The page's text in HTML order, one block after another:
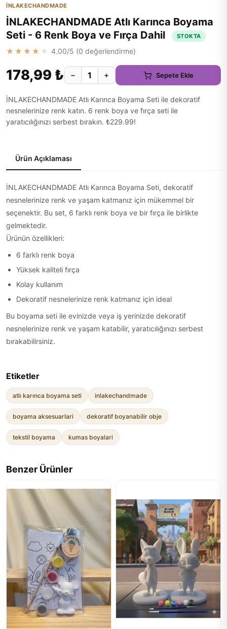
İNLAKECHANDMADE
İNLAKECHANDMADE Atlı Karınca Boyama
Seti - 6 Renk Boya ve Fırça Dahil
STOKTA
★★★★★ 4.00/5 (0 değerlendirme)
178,99 ₺ − + Sepete Ekle
İNLAKECHANDMADE Atlı Karınca Boyama Seti ile dekoratif
nesnelerinize renk katın. 6 renk boya ve fırça seti ile
yaratıcılığınızı serbest bırakın. ₺229.99!
Ürün Açıklaması
İNLAKECHANDMADE Atlı Karınca Boyama Seti, dekoratif
nesnelerinize renk ve yaşam katmanız için mükemmel bir
seçenektir. Bu set, 6 farklı renk boya ve bir fırça ile birlikte
gelmektedir.
Ürünün özellikleri:
6 farklı renk boya
Yüksek kaliteli fırça
Kolay kullanım
Dekoratif nesnelerinize renk katmanız için ideal
Bu boyama seti ile evinizde veya iş yerinizde dekoratif
nesnelerinize renk ve yaşam katabilir, yaratıcılığınızı serbest
bırakabilirsiniz.
Etiketler
atlı karınca boyama seti inlakechandmade
boyama aksesuarlari dekoratif boyanabilir obje
tekstil boyama kumas boyalari
Benzer Ürünler